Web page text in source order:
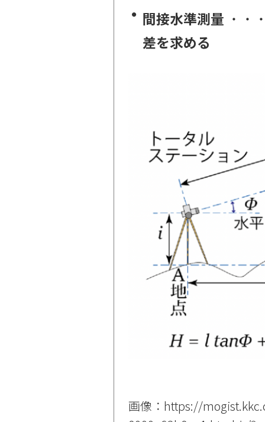
間接水準測量 ・・
差を求める
画像：https://